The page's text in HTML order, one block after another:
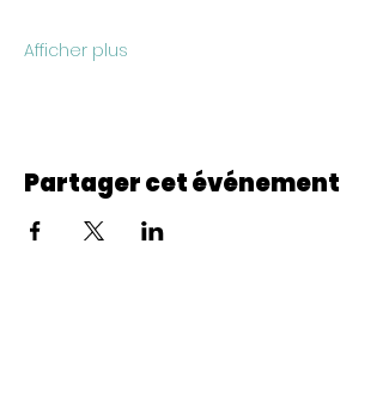
Afficher plus
Partager cet événement